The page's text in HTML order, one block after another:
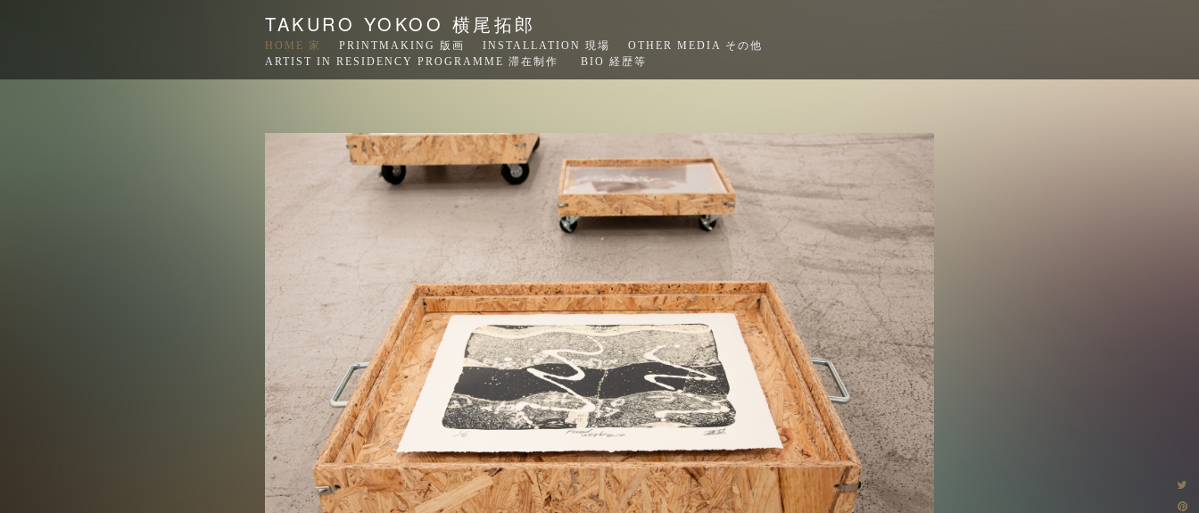
TAKURO YOKOO 横尾拓郎
HOME 家 PRINTMAKING 版画 INSTALLATION 現場
OTHER MEDIA その他
ARTIST IN RESIDENCY PROGRAMME 滞在制作
BIO 経歴等